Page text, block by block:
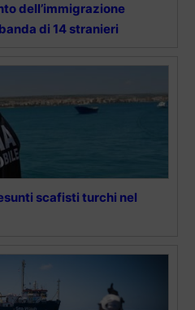
dell’immigrazione
di 14 stranieri
scafisti turchi nel